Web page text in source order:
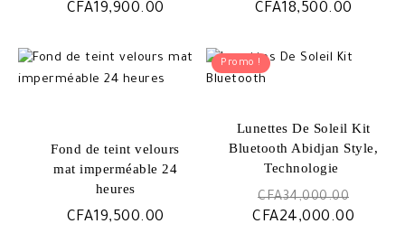
CFA19,900.00 CFA18,500.00
Fond de teint velours
mat imperméable 24
heures
CFA19,500.00
Promo !
Lunettes De Soleil Kit
Bluetooth Abidjan Style,
Technologie ️
CFA34,000.00Le
prix
CFA24,000.00